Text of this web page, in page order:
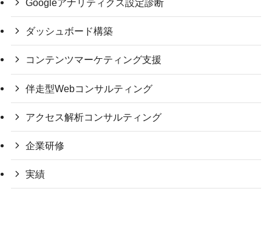
Googleアナリティクス設定診断
ダッシュボード構築
コンテンツマーケティング支援
伴走型Webコンサルティング
アクセス解析コンサルティング
企業研修
実績